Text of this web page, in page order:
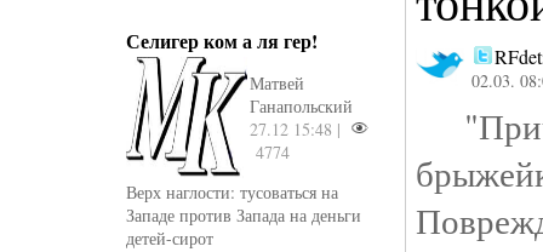
Селигер ком а ля гер!
Матвей
Ганапольский
27.12 15:48 |
4774
Верх наглости: тусоваться на
Западе против Запада на деньги
детей-сирот
02.03.